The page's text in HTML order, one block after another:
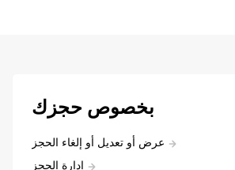
بخصوص حجزك
عرض أو تعديل أو إلغاء الحجز
إدارة الحجز